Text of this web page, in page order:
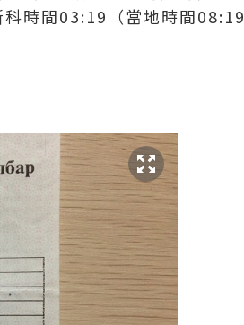
時間03:19（當地時間